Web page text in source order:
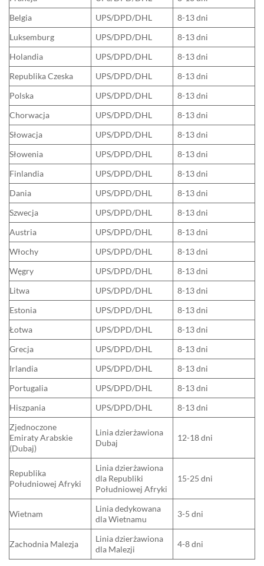
Belgia
UPS/DPD/DHL
8-13 dni
Luksemburg
UPS/DPD/DHL
8-13 dni
Holandia
UPS/DPD/DHL
8-13 dni
Republika Czeska
UPS/DPD/DHL
8-13 dni
Polska
UPS/DPD/DHL
8-13 dni
Chorwacja
UPS/DPD/DHL
8-13 dni
Słowacja
UPS/DPD/DHL
8-13 dni
Słowenia
UPS/DPD/DHL
8-13 dni
Finlandia
UPS/DPD/DHL
8-13 dni
Dania
UPS/DPD/DHL
8-13 dni
Szwecja
UPS/DPD/DHL
8-13 dni
Austria
UPS/DPD/DHL
8-13 dni
Włochy
UPS/DPD/DHL
8-13 dni
Węgry
UPS/DPD/DHL
8-13 dni
Litwa
UPS/DPD/DHL
8-13 dni
Estonia
UPS/DPD/DHL
8-13 dni
Łotwa
UPS/DPD/DHL
8-13 dni
Grecja
UPS/DPD/DHL
8-13 dni
Irlandia
UPS/DPD/DHL
8-13 dni
Portugalia
UPS/DPD/DHL
8-13 dni
Hiszpania
UPS/DPD/DHL
8-13 dni
Zjednoczone
Emiraty Arabskie
(Dubaj)
Linia dzierżawiona
Dubaj
12-18 dni
Republika
Południowej Afryki
Linia dzierżawiona
dla Republiki
Południowej Afryki
15-25 dni
Wietnam
Linia dedykowana
dla Wietnamu
3-5 dni
Zachodnia Malezja
Linia dzierżawiona
dla Malezji
4-8 dni